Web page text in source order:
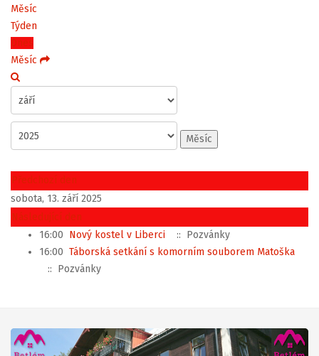
Měsíc
Týden
Dnes
Měsíc
Měsíc
Předchozí den
sobota, 13. září 2025
Následující den
16:00 Nový kostel v Liberci
:: Pozvánky
16:00 Táborská setkání s komorním souborem Matoška
:: Pozvánky